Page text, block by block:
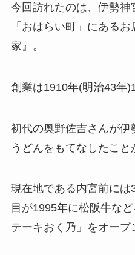
今回訪れたのは、伊勢
「おはらい町」にある
家』。
創業は1910年(明治43年
初代の奥野佐吉さんが伊
うどんをもてなしたこと
現在地である内宮前に
目が1995年に松阪牛な
テーキおく乃」をオープ